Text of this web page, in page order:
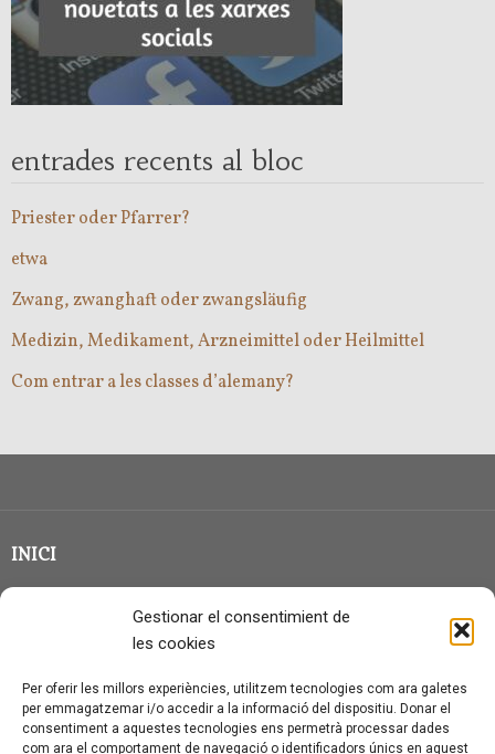
Gestionar el consentimient de
les cookies
Per oferir les millors experiències, utilitzem tecnologies com ara galetes
per emmagatzemar i/o accedir a la informació del dispositiu. Donar el
consentiment a aquestes tecnologies ens permetrà processar dades
com ara el comportament de navegació o identificadors únics en aquest
entrades recents al bloc
Priester oder Pfarrer?
etwa
Zwang, zwanghaft oder zwangsläufig
Medizin, Medikament, Arzneimittel oder Heilmittel
Com entrar a les classes d’alemany?
INICI
CLASSE EN GRUP
QUI SOC?
CONTACTE